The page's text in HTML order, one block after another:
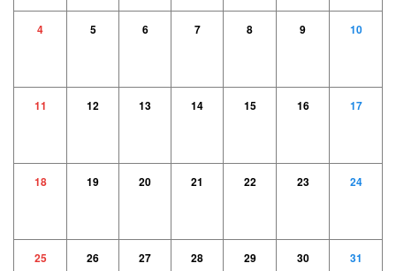
4 5 6 7 8 9 10
11 12 13 14 15 16 17
18 19 20 21 22 23 24
25 26 27 28 29 30 31